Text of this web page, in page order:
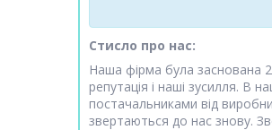
Стисло про нас:
Наша фірма була заснована
репутація і наші зусилля. В
постачальниками від
звертаються до нас знову.